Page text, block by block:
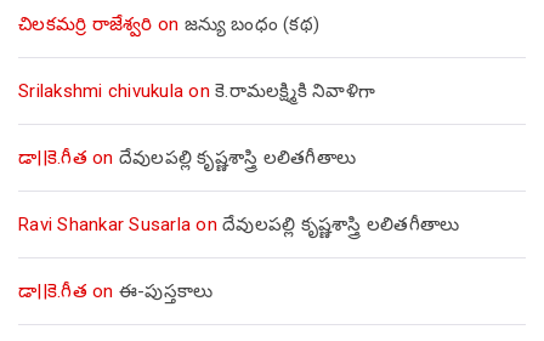
చిలకమర్రి రాజేశ్వరి on జన్యు బంధం (కథ)
Srilakshmi chivukula on కె.రామలక్ష్మికి నివాళిగా
డా||కె.గీత on దేవులపల్లి కృష్ణశాస్త్రి లలితగీతాలు
Ravi Shankar Susarla on దేవులపల్లి కృష్ణశాస్త్రి లలితగీతాలు
డా||కె.గీత on ఈ-పుస్తకాలు